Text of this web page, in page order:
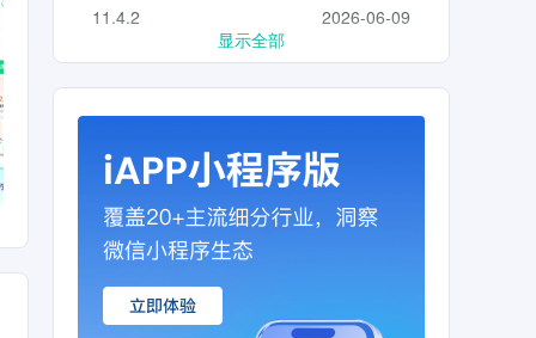
11.4.2
2026-06-09
显示全部